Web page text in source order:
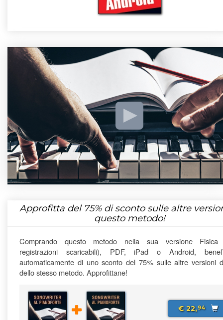
Approfitta del 75%di sconto sulle altre
questo metodo!
Comprando questo metodo nella sua versione Fisica
registrazioni scaricabili), PDF, iPad o Android,
automaticamente di uno sconto del 75% sulle altre versioni
dello stesso metodo. Approfittane!
€ 22,94